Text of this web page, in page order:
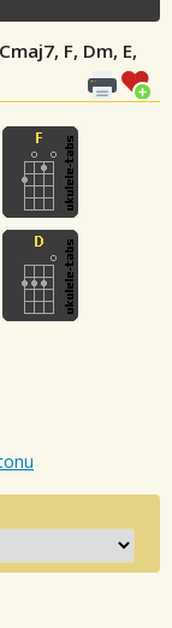
F, Dm, E,